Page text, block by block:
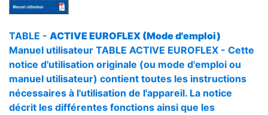
TABLE - ACTIVE EUROFLEX (Mode d'emploi)
Manuel utilisateur TABLE ACTIVE EUROFLEX - Cette
notice d'utilisation originale (ou mode d'emploi ou
manuel utilisateur) contient toutes les instructions
nécessaires à l'utilisation de l'appareil. La notice
décrit les différentes fonctions ainsi que les